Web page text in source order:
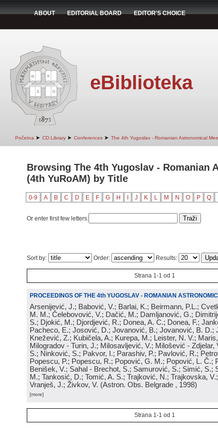
ABOUT EDITORIAL BOARD EDITOR'S CHOICE
eBiblioteka
Početna ➤ CD Library ➤ Conferences ➤ The 4th Yugoslav - Romanian Astronomical
Browsing The 4th Yugoslav - Romanian
(4th YuRoAM) by Title
0-9 A B C D E F G H J K L M N O P Q
Or enter first few letters:
Sort by: Order: Results:
Strana 1-1 od 1
PROCEEDINGS OF THE 4th YUGOSLAV - ROMANIAN
Arsenijević, J.; Babović, V.; Barlai, K.; Beirmann, P.L.;
M. M.; Čelebovović, V.; Dačić, M.; Damljanović, G.;
S.; Djokić, M.; Djordjević, R.; Donea, A. C.; Donea, F.;
Pacheco, E.; Josović, D.; Jovanović, B.; Jovanović, B. D.;
Knežević, Z.; Kubičela, A.; Kurepa, M.; Leister, N. V.;
Milogradov - Turin, J.; Milosavljević, V.; Milošević - Zdjelar,
S.; Ninković, S.; Pakvor, I.; Parashiv, P.; Pavlović, R.;
Popescu, P.; Popescu, R.; Popović, G. M.; Popović, L. Č.;
Benišek, V.; Sahal - Brechot, S.; Samurović, S.; Simić, S.;
M.; Tankosić, D.; Tomić, A. S.; Trajković, N.; Trajkovska,
Vranješ, J.; Živkov, V. (Astron. Obs. Belgrade , 1998)
[more]
Strana 1-1 od 1